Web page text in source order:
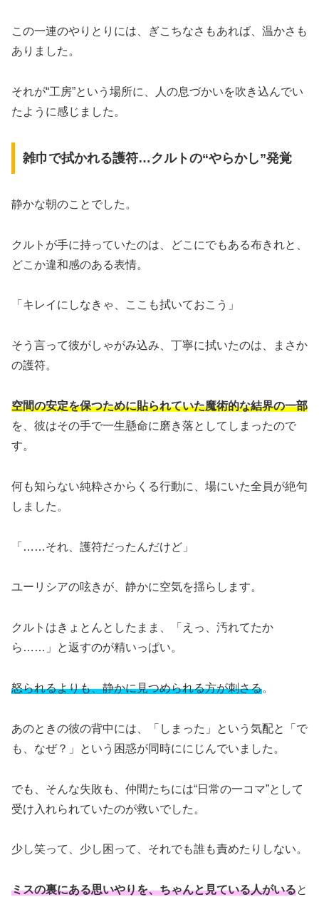
この一連のやりとりには、ぎこちなさもあれば、温かさも
ありました。
それが“工房”という場所に、人の息づかいを吹き込んでい
たように感じました。
雑巾で拭かれる護符…クルトの“やらかし”発覚
静かな朝のことでした。
クルトが手に持っていたのは、どこにでもある布きれと、
どこか違和感のある表情。
「キレイにしなきゃ、ここも拭いておこう」
そう言って彼がしゃがみ込み、丁寧に拭いたのは、まさか
の護符。
空間の安定を保つために貼られていた魔術的な結界の一部
を、彼はその手で一生懸命に磨き落としてしまったので
す。
何も知らない純粋さからくる行動に、場にいた全員が絶句
しました。
「……それ、護符だったんだけど」
ユーリシアの呟きが、静かに空気を揺らします。
クルトはきょとんとしたまま、「えっ、汚れてたか
ら……」と返すのが精いっぱい。
怒られるよりも、静かに見つめられる方が刺さる。
あのときの彼の背中には、「しまった」という気配と「で
も、なぜ？」という困惑が同時ににじんでいました。
でも、そんな失敗も、仲間たちには“日常の一コマ”として
受け入れられていたのが救いでした。
少し笑って、少し困って、それでも誰も責めたりしない。
ミスの裏にある思いやりを、ちゃんと見ている人がいると